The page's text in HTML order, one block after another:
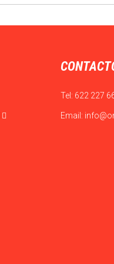
Tel: 622 227
Email: